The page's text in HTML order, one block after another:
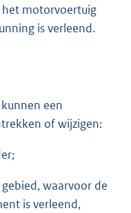
motorvoertuig
is verleend.
een
of wijzigen:
waarvoor de
is verleend,